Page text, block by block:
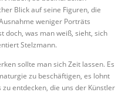
Blick auf seine Figuren, die
weniger Porträts
doch, was man weiß, sieht, sich
Stelzmann.
sollte man sich Zeit lassen. Es
zu beschäftigen, es lohnt
entdecken, die uns der Künstler